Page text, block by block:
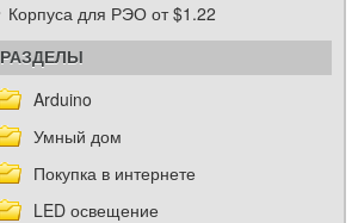
Корпуса для РЭО от $1.22
РАЗДЕЛЫ
Arduino
Умный дом
Покупка в интернете
LED освещение